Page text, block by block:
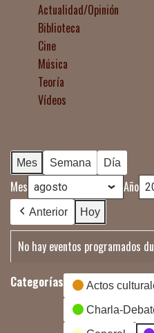
Actualidad/Opinión
Biblioteca
Cine
Música
Teoría
Vídeos
Mes Semana Día
Mes Año
Anterior Hoy
No hay eventos programados
Categorías Actos
Charla-